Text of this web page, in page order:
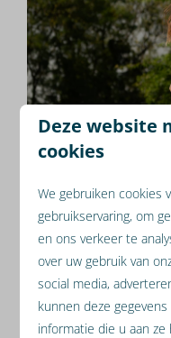
Deze website
cookies
We gebruiken cookies
gebruikservaring, om
en ons verkeer te
over uw gebruik van
social media,
kunnen deze
informatie die u aan